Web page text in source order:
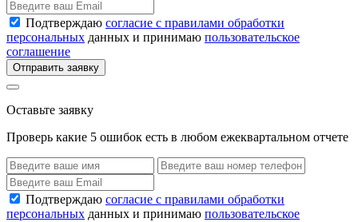
Подтверждаю согласие с правилами обработки
персональных данных и принимаю пользовательское
соглашение
Отправить заявку
Оставьте заявку
Проверь какие 5 ошибок есть в любом ежеквартальном отчете
Подтверждаю согласие с правилами обработки
персональных данных и принимаю пользовательское